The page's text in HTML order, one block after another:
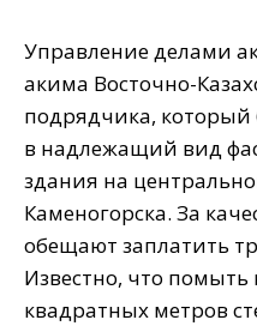
Управление делами
акима Восточно-
подрядчика, который
в надлежащий вид
здания на
Каменогорска. За
обещают заплатить
Известно, что помыть
квадратных метров